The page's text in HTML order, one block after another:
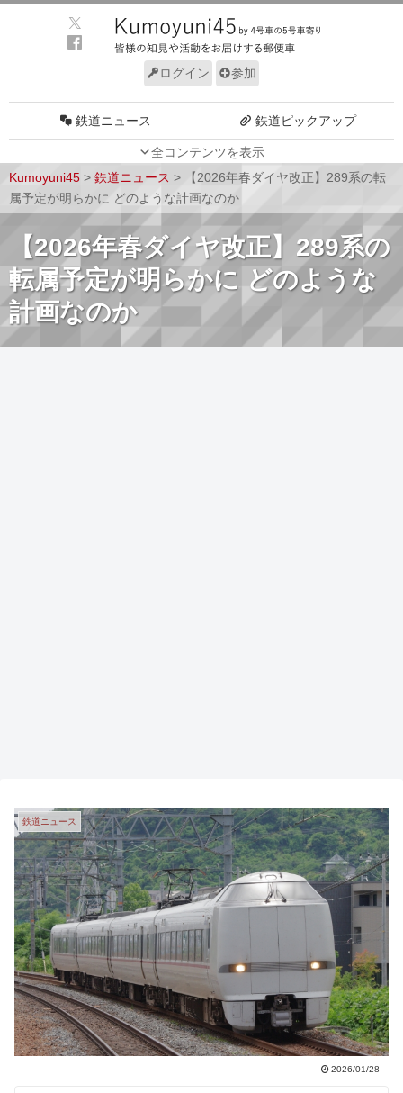
ログイン 参加
全コンテンツを表示
鉄道ニュース 鉄道ピックアップ
車両技術
ルール サイトについて
Kumoyuni45 > 鉄道ニュース >
【2026年春ダイヤ改正】289系の転
属予定が明らかに どのような計画なのか
【2026年春ダイヤ改正】289系の
転属予定が明らかに どのような
計画なのか
鉄道ニュース
2026/01/28